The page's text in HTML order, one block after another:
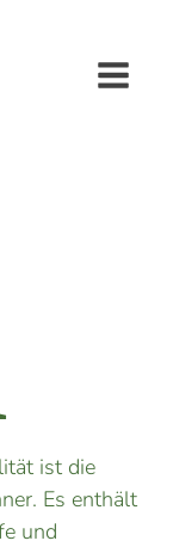
ist die
Es enthält
und